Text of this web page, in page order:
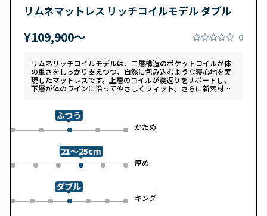
リムネマットレス リッチコイルモデル ダブル
¥109,900〜 0
リムネリッチコイルモデルは、二層構造のポケットコイルが体
の重さをしっかり支えつつ、自然に包み込むような寝心地を実
現したマットレスです。上層のコイルが寝返りをサポートし、
下層が体のラインに沿ってやさしくフィット。さらに新素材
ンで、カバーは自宅で洗濯可能。清潔さと快適さの両方を追求
した一枚です。
0 1 2
ふつう
3 かため
4
0 1 2 3
21～25cm
4 厚め
5
0 1 2 3
ダブル
4 5 キング
6